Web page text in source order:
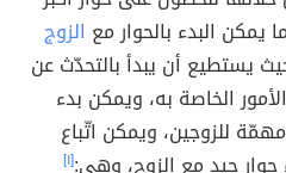
يمكن البدء بالحوار مع الزوج
يستطيع أن يبدأ بالتحدّث عن
الخاصة به، ويمكن بدء
للزوجين، ويمكن اتّباع
حوار جيد مع الزوج، وهي:[١]